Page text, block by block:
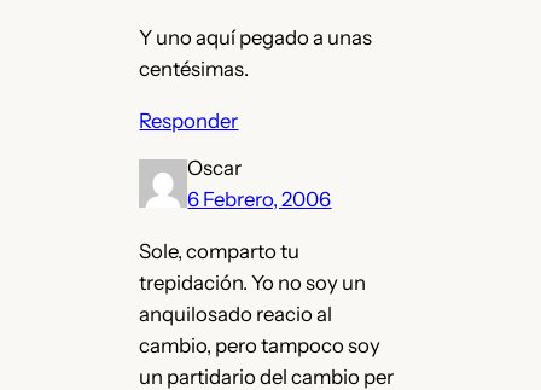
Y uno aquí pegado a unas
centésimas.
Responder
Oscar
6 Febrero, 2006
Sole, comparto tu
trepidación. Yo no soy un
anquilosado reacio al
cambio, pero tampoco soy
un partidario del cambio per